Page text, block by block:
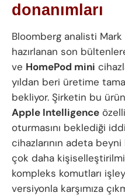
donanımları
Bloomberg analisti
hazırlanan son
ve HomePod mini
yıldan beri üretime
bekliyor. Şirketin bu
Apple Intelligence
oturmasını beklediği
cihazlarının adeta
çok daha
kompleks komutları
versiyonla karşımıza